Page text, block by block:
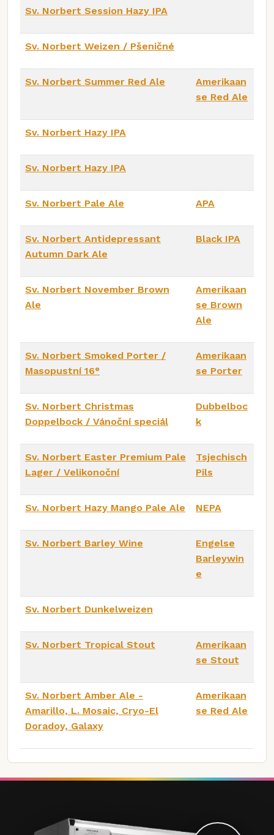
Sv. Norbert Session Hazy IPA
Sv. Norbert Weizen / Pšeničné
Sv. Norbert Summer Red Ale
Amerikaan
se Red Ale
Sv. Norbert Hazy IPA
Sv. Norbert Hazy IPA
Sv. Norbert Pale Ale APA
Sv. Norbert Antidepressant
Autumn Dark Ale
Black IPA
Sv. Norbert November Brown
Ale
Amerikaan
se Brown
Ale
Sv. Norbert Smoked Porter /
Masopustní 16°
Amerikaan
se Porter
Sv. Norbert Christmas
Doppelbock / Vánoční speciál
Dubbelboc
k
Sv. Norbert Easter Premium Pale
Lager / Velikonoční
Tsjechisch
Pils
Sv. Norbert Hazy Mango Pale Ale NEPA
Sv. Norbert Barley Wine
Engelse
Barleywin
e
Sv. Norbert Dunkelweizen
Sv. Norbert Tropical Stout
Amerikaan
se Stout
Sv. Norbert Amber Ale -
Amarillo, L. Mosaic, Cryo-El
Doradoy, Galaxy
Amerikaan
se Red Ale